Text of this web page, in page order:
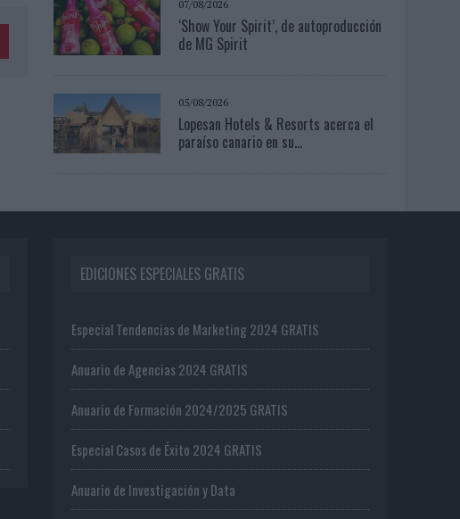
07/08/2026
‘Show Your Spirit’, de autoproducción
de MG Spirit
05/08/2026
Lopesan Hotels & Resorts acerca el
paraíso canario en su...
EDICIONES ESPECIALES GRATIS
Especial Tendencias de Marketing 2024 GRATIS
Anuario de Agencias 2024 GRATIS
Anuario de Formación 2024/2025 GRATIS
Especial Casos de Éxito 2024 GRATIS
Anuario de Investigación y Data